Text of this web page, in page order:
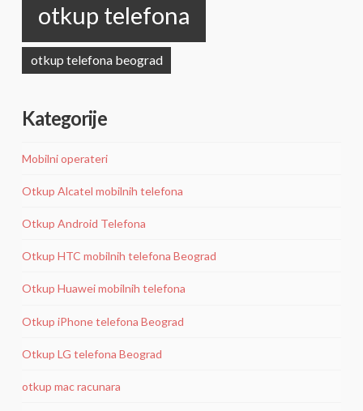
otkup telefona
otkup telefona beograd
Kategorije
Mobilni operateri
Otkup Alcatel mobilnih telefona
Otkup Android Telefona
Otkup HTC mobilnih telefona Beograd
Otkup Huawei mobilnih telefona
Otkup iPhone telefona Beograd
Otkup LG telefona Beograd
otkup mac racunara